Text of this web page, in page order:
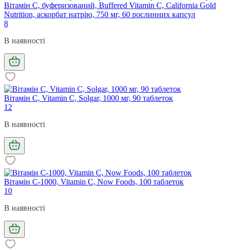
Вітамін С, буферизований, Buffered Vitamin C, California Gold
Nutrition, аскорбат натрію, 750 мг, 60 рослинних капсул
8
В наявності
Вітамін С, Vitamin C, Solgar, 1000 мг, 90 таблеток
12
В наявності
Вітамін С-1000, Vitamin C, Now Foods, 100 таблеток
10
В наявності